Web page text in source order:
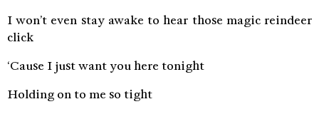
I won’t even stay awake to hear those magic reindeer
click
‘Cause I just want you here tonight
Holding on to me so tight